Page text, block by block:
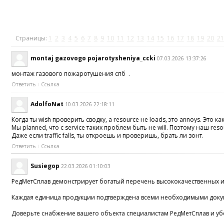
Страницы: 1 2 3 4 5 6 7 8 9 10 11 12 13 14 15 16 17 18 19 20 21
montaj gazovogo pojarotysheniya_ccki 07.03.2026 13:37:26
монтаж газового пожаротушения спб .
Ответить Ссылка
AdolfoNat 10.03.2026 22:18:11
Когда ты wish проверить сводку, а resource не loads, это annoys. Это
Мы planned, что с service таких проблем быть не will. Поэтому наш
Даже если traffic falls, ты откроешь и проверишь, брать ли зонт.
Ответить Ссылка
Susiegop 22.03.2026 01:10:03
РедМетСплав демонстрирует богатый перечень
Каждая единица продукции подтверждена всеми необходимыми
Доверьте снабжение вашего объекта специалистам РедМетСплав и